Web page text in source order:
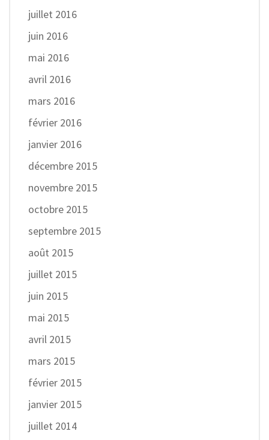
juillet 2016
juin 2016
mai 2016
avril 2016
mars 2016
février 2016
janvier 2016
décembre 2015
novembre 2015
octobre 2015
septembre 2015
août 2015
juillet 2015
juin 2015
mai 2015
avril 2015
mars 2015
février 2015
janvier 2015
juillet 2014